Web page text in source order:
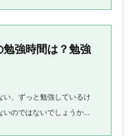
強時間は？勉強
い、ずっと勉強しているけ
のではないでしょうか？